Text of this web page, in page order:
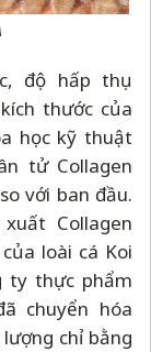
độ hấp thụ
thước của
học kỹ thuật
tử Collagen
với ban đầu.
Collagen
loài cá Koi
ty thực phẩm
chuyển hóa
chỉ bằng